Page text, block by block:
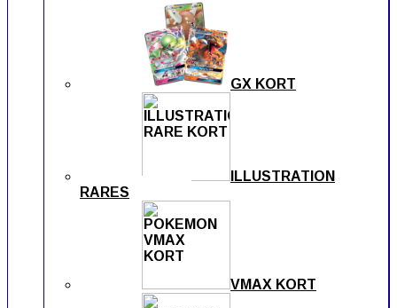
GX KORT
ILLUSTRATION
RARES
VMAX KORT